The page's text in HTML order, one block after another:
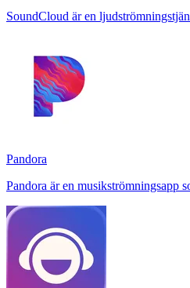
SoundCloud är en
Pandora
Pandora är en musikströmningsapp